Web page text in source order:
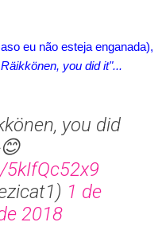
eu não esteja enganada),
you did it"...
you did
1 de
2018